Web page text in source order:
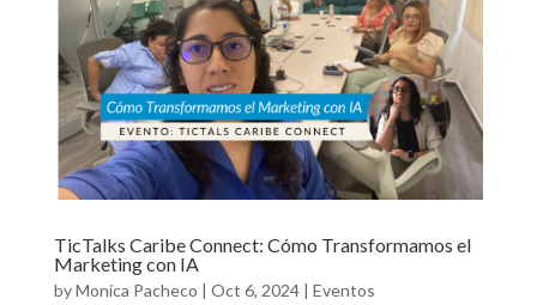
TicTalks Caribe Connect: Cómo Transformamos el
Marketing con IA
byMonica Pacheco | Oct 6, 2024| Eventos